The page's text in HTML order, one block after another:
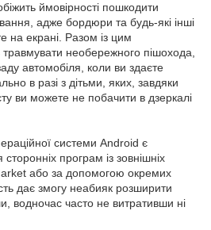
ймовірності пошкодити
адже бордюри та будь-які інші
на екрані. Разом із цим
травмувати необережного пішохода,
автомобіля, коли ви здаєте
в разі з дітьми, яких, завдяки
ви можете не побачити в дзеркалі
системи Android є
програм із зовнішніх
або за допомогою окремих
дає змогу неабияк розширити
водночас часто не витративши ні